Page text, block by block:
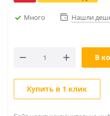
Много Нашли
В
Купить в 1 клик